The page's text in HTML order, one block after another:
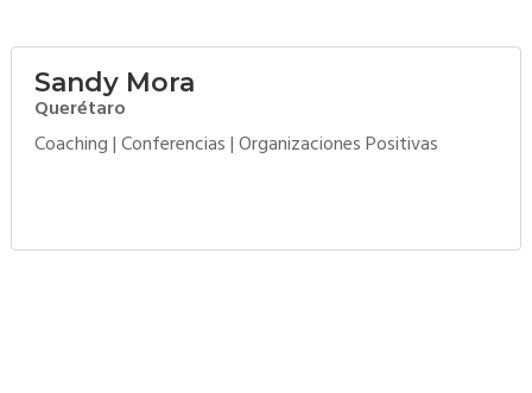
Sandy Mora
Querétaro
Coaching|Conferencias|Organizaciones Positivas